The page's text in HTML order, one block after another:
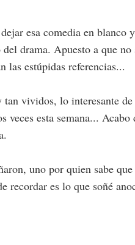
esa comedia en blanco
drama. Apuesto a que
las estúpidas referencias...
vividos, lo interesante
veces esta semana...
uno por quien sabe
es lo que soñé